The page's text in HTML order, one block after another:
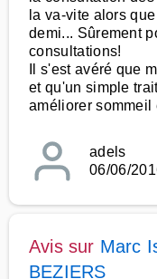
la va-vite alors
demi... Sûrement
consultations!
Il s'est avéré que
et qu'un simple
améliorer sommeil
adels
06/06/
Avis sur Marc
BEZIERS